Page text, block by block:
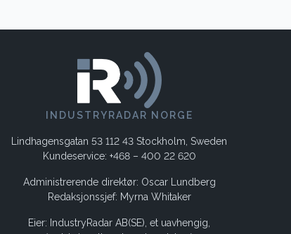
INDUSTRYRADAR NORGE
Lindhagensgatan 53 112 43 Stockholm, Sweden
Kundeservice: +468 – 400 22 620
Administrerende direktør: Oscar Lundberg
Redaksjonssjef: Myrna Whitaker
Eier: IndustryRadar AB(SE), et uavhengig,